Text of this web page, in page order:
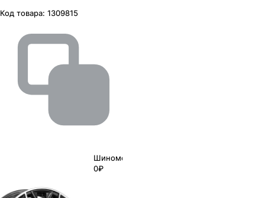
Код товара: 1309815
Шиномонтаж
0₽